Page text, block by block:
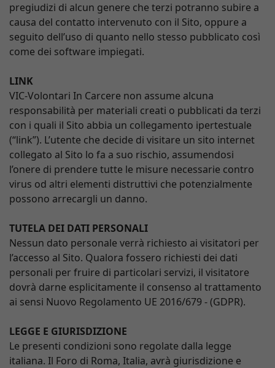
pregiudizi di alcun genere che terzi potranno subire a
causa del contatto intervenuto con il Sito, oppure a
seguito dell’uso di quanto nello stesso pubblicato così
come dei software impiegati.
LINK
VIC-Volontari In Carcere non assume alcuna
responsabilità per materiali creati o pubblicati da terzi
con i quali il Sito abbia un collegamento ipertestuale
(“link”). L’utente che decide di visitare un sito internet
collegato al Sito lo fa a suo rischio, assumendosi
l’onere di prendere tutte le misure necessarie contro
virus od altri elementi distruttivi che potenzialmente
possono arrecargli un danno.
TUTELA DEI DATI PERSONALI
Nessun dato personale verrà richiesto ai visitatori per
l’accesso al Sito. Qualora fossero richiesti dei dati
personali per fruire di particolari servizi, il visitatore
dovrà darne esplicitamente il consenso al trattamento
ai sensi Nuovo Regolamento UE 2016/679 - (GDPR).
LEGGE E GIURISDIZIONE
Le presenti condizioni sono regolate dalla legge
italiana. Il Foro di Roma, Italia, avrà giurisdizione e